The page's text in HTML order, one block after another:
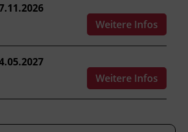
Weitere Infos
Weitere Infos